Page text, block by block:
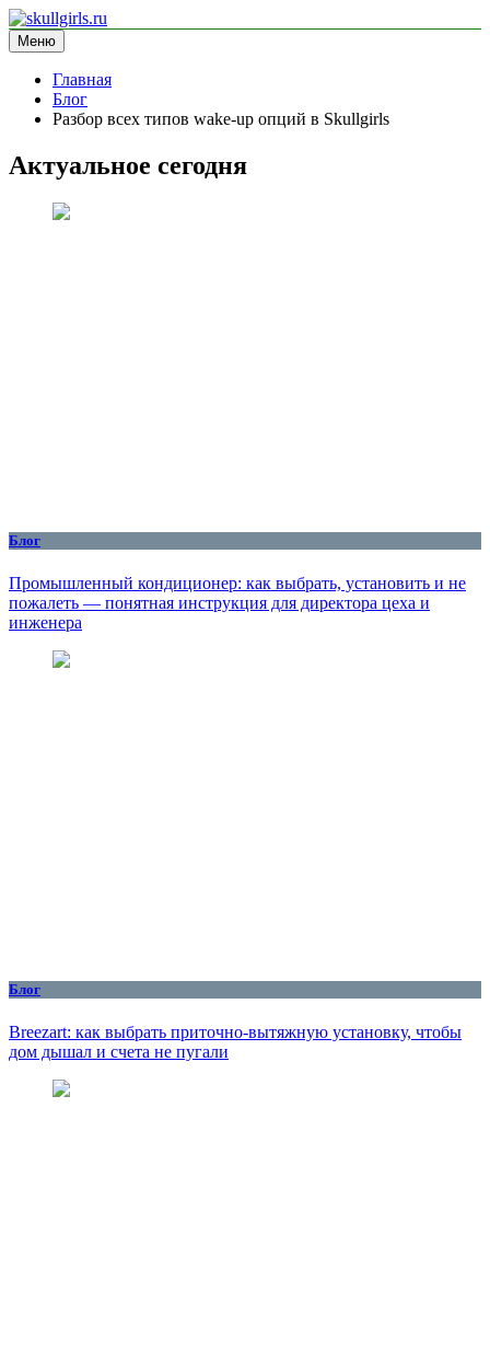
Перейти
к
содержимому
skullgirls.ru
информационный сайт
Меню
Главная
Блог
Разбор всех типов wake-up опций в Skullgirls
Актуальное сегодня
Блог
Промышленный кондиционер: как выбрать, установить и не
пожалеть — понятная инструкция для директора цеха и
инженера
Блог
Breezart: как выбрать приточно-вытяжную установку, чтобы
дом дышал и счета не пугали